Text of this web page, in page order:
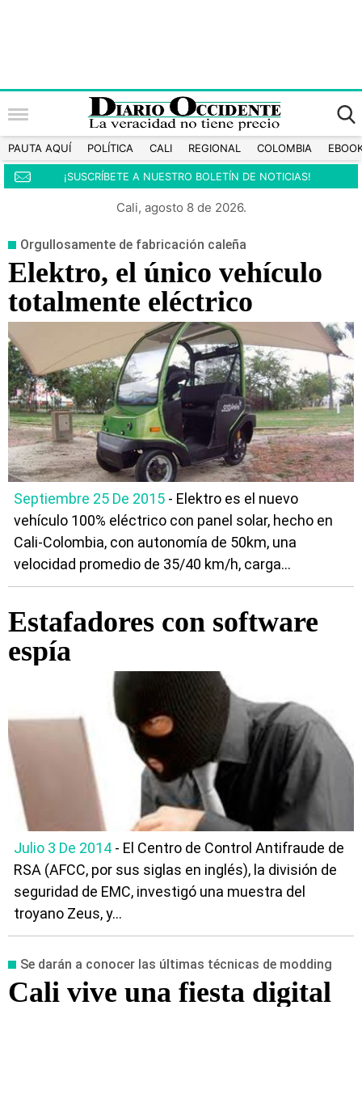
PAUTA AQUÍ POLÍTICA CALI REGIONAL COLOMBIA
¡SUSCRÍBETE A NUESTRO BOLETÍN DE NOTICIAS!
Cali, agosto 8 de 2026.
Orgullosamente de fabricación caleña
Elektro, el único vehículo
totalmente eléctrico
Septiembre 25 De 2015 - Elektro es el nuevo
vehículo 100% eléctrico con panel solar, hecho en
Cali-Colombia, con autonomía de 50km, una
velocidad promedio de 35/40 km/h, carga...
Estafadores con software
espía
Julio 3 De 2014 - El Centro de Control Antifraude de
RSA (AFCC, por sus siglas en inglés), la división de
seguridad de EMC, investigó una muestra del
troyano Zeus, y...
Se darán a conocer las últimas técnicas de modding
Cali vive una fiesta digital